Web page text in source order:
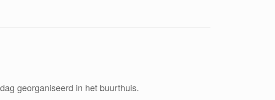
georganiseerd in het buurthuis.